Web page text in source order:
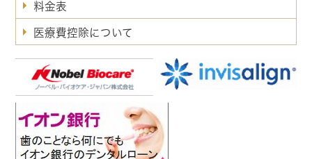
料金表
医療費控除について